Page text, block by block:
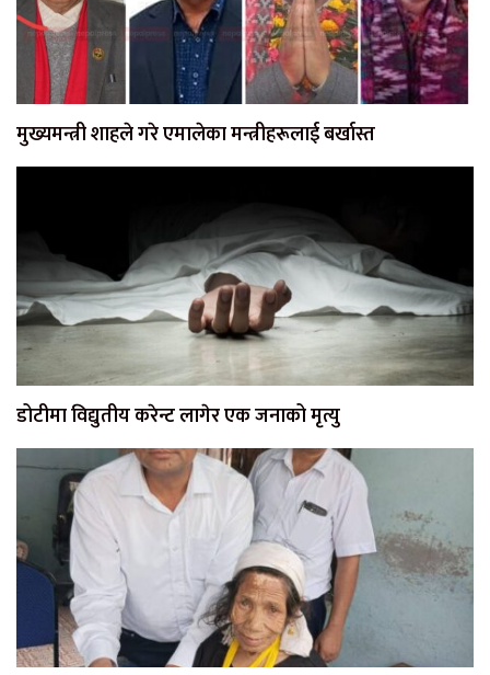
मुख्यमन्त्री शाहले गरे एमालेका मन्त्रीहरूलाई बर्खास्त
डोटीमा विद्युतीय करेन्ट लागेर एक जनाको मृत्यु